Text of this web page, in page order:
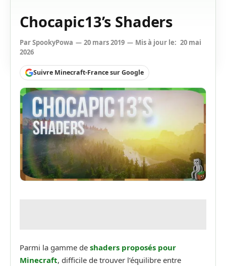
Chocapic13’s Shaders
ParSpookyPowa 20 mars 2019 Mis à jour le: 20 mai
2026
Suivre Minecraft-France sur Google
Parmi la gamme de shaders proposés pour
Minecraft, difficile de trouver l’équilibre entre